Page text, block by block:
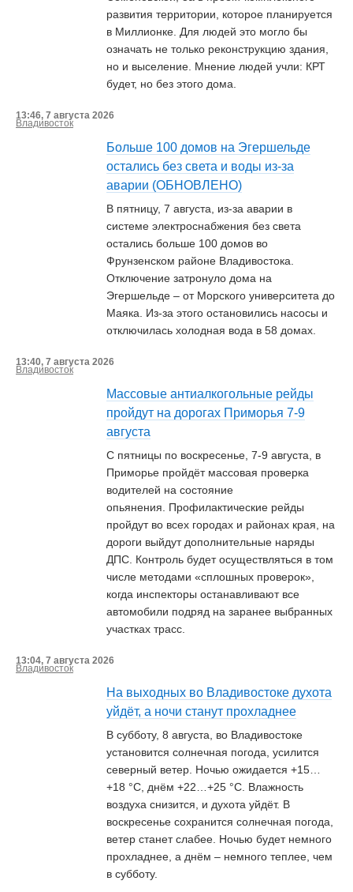
развития территории, которое планируется
в Миллионке. Для людей это могло бы
означать не только реконструкцию здания,
но и выселение. Мнение людей учли: КРТ
будет, но без этого дома.
13:46, 7 августа 2026
Владивосток
Больше 100 домов на Эгершельде
остались без света и воды из-за
аварии (ОБНОВЛЕНО)
В пятницу, 7 августа, из-за аварии в
системе электроснабжения без света
остались больше 100 домов во
Фрунзенском районе Владивостока.
Отключение затронуло дома на
Эгершельде – от Морского университета до
Маяка. Из-за этого остановились насосы и
отключилась холодная вода в 58 домах.
13:40, 7 августа 2026
Владивосток
Массовые антиалкогольные рейды
пройдут на дорогах Приморья 7-9
августа
С пятницы по воскресенье, 7-9 августа, в
Приморье пройдёт массовая проверка
водителей на состояние
опьянения. Профилактические рейды
пройдут во всех городах и районах края, на
дороги выйдут дополнительные наряды
ДПС. Контроль будет осуществляться в том
числе методами «сплошных проверок»,
когда инспекторы останавливают все
автомобили подряд на заранее выбранных
участках трасс.
13:04, 7 августа 2026
Владивосток
На выходных во Владивостоке духота
уйдёт, а ночи станут прохладнее
В субботу, 8 августа, во Владивостоке
установится солнечная погода, усилится
северный ветер. Ночью ожидается +15…
+18 °С, днём +22…+25 °С. Влажность
воздуха снизится, и духота уйдёт. В
воскресенье сохранится солнечная погода,
ветер станет слабее. Ночью будет немного
прохладнее, а днём – немного теплее, чем
в субботу.